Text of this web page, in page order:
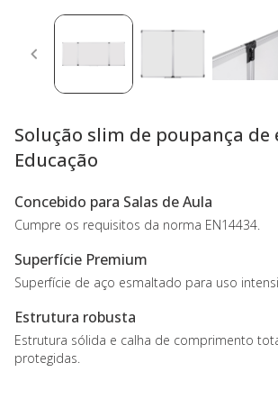
Solução slim de poupança de
Educação
Concebido para Salas de Aula
Cumpre os requisitos da norma EN14434.
Superfície Premium
Superfície de aço esmaltado para uso
Estrutura robusta
Estrutura sólida e calha de comprimento
protegidas.